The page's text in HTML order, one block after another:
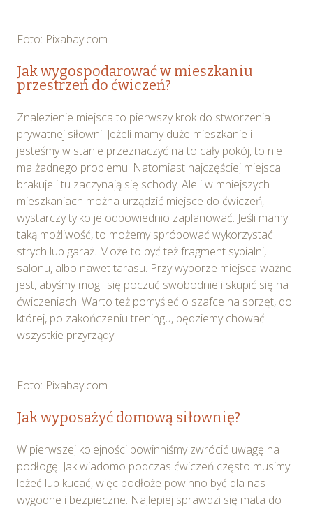
Foto: Pixabay.com
Jak wygospodarować w mieszkaniu
przestrzeń do ćwiczeń?
Znalezienie miejsca to pierwszy krok do stworzenia
prywatnej siłowni. Jeżeli mamy duże mieszkanie i
jesteśmy w stanie przeznaczyć na to cały pokój, to nie
ma żadnego problemu. Natomiast najczęściej miejsca
brakuje i tu zaczynają się schody. Ale i w mniejszych
mieszkaniach można urządzić miejsce do ćwiczeń,
wystarczy tylko je odpowiednio zaplanować. Jeśli mamy
taką możliwość, to możemy spróbować wykorzystać
strych lub garaż. Może to być też fragment sypialni,
salonu, albo nawet tarasu. Przy wyborze miejsca ważne
jest, abyśmy mogli się poczuć swobodnie i skupić się na
ćwiczeniach. Warto też pomyśleć o szafce na sprzęt, do
której, po zakończeniu treningu, będziemy chować
wszystkie przyrządy.
Foto: Pixabay.com
Jak wyposażyć domową siłownię?
W pierwszej kolejności powinniśmy zwrócić uwagę na
podłogę. Jak wiadomo podczas ćwiczeń często musimy
leżeć lub kucać, więc podłoże powinno być dla nas
wygodne i bezpieczne. Najlepiej sprawdzi się mata do